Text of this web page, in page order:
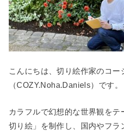
こんにちは、切り絵作家のコ
（COZY.Noha.Daniels）です。
カラフルで幻想的な世界観をテ
切り絵」を制作し、国内やフラ